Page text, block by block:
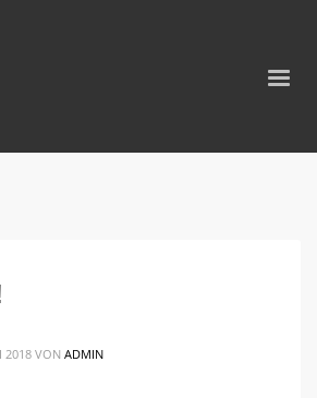
2018VON ADMIN